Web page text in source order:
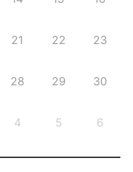
21 22 23
28 29 30
4 5 6